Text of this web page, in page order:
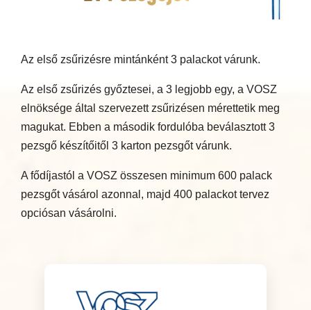
Az első zsűrizésre mintánként 3 palackot várunk.
Az első zsűrizés győztesei, a 3 legjobb egy, a VOSZ
elnöksége által szervezett zsűrizésen mérettetik meg
magukat. Ebben a második fordulóba beválasztott 3
pezsgő készítőitől 3 karton pezsgőt várunk.
A fődíjastól a VOSZ összesen minimum 600 palack
pezsgőt vásárol azonnal, majd 400 palackot tervez
opciósan vásárolni.